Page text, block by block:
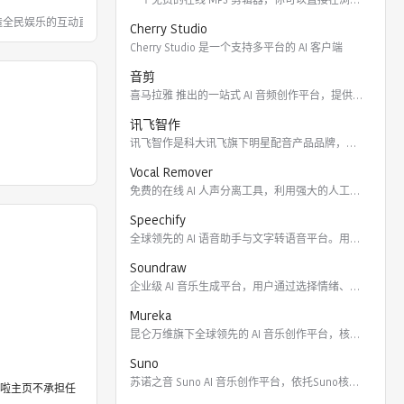
民娱乐的互动直播平台，以多样的美
主页不承担任
Cherry Studio
Cherry Studio 是一个支持多平台的 AI 客户端
音剪
喜马拉雅 推出的一站式 AI 音频创作平台，提供云端协作、3
讯飞智作
讯飞智作是科大讯飞旗下明星配音产品品牌，提供合成配音软件、真
Vocal Remover
免费的在线 AI 人声分离工具，利用强大的人工智能算法将歌曲
Speechify
全球领先的 AI 语音助手与文字转语音平台。用户可通过 Ch
Soundraw
企业级 AI 音乐生成平台，用户通过选择情绪、流派、乐器及长
Mureka
昆仑万维旗下全球领先的 AI 音乐创作平台，核心模型包括全球
Suno
苏诺之音 Suno AI 音乐创作平台，依托Suno核心模型